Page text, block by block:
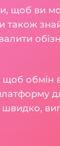
щоб ви
також
обмін